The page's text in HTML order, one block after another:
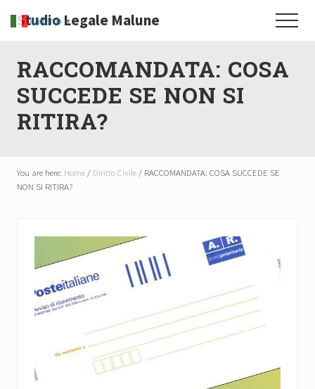
content
sidebar
Studio Legale Malune
legali
Firenze
Menu
RACCOMANDATA: COSA
SUCCEDE SE NON SI
RITIRA?
You are here: Home / Diritto Civile / RACCOMANDATA: COSA SUCCEDE SE
NON SI RITIRA?
Italiano ▼